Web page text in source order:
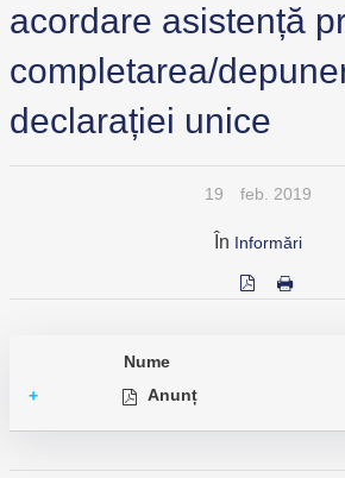
acordare asistență
completarea/
declarației unice
19 feb. 2019
În Informări
Nume
+
Anunț